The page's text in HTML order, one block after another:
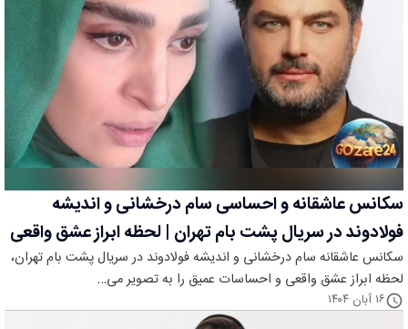
سکانس عاشقانه و احساسی سام درخشانی و اندیشه
فولادوند در سریال پشت بام تهران | لحظه ابراز عشق واقعی
سکانس عاشقانه سام درخشانی و اندیشه فولادوند در سریال پشت بام تهران،
لحظه ابراز عشق واقعی و احساسات عمیق را به تصویر می‌…
۱۶ آبان ۱۴۰۴